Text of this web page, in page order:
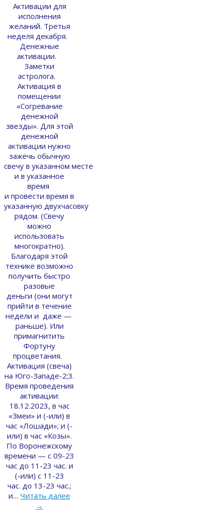
Активации для
исполнения
желаний. Третья
неделя декабря.
Денежные
активации.
Заметки
астролога.
Активация в
помещении
«Согревание
денежной
звезды». Для этой
денежной
активации нужно
зажечь обычную
свечу в указанном месте
и в указанное
время
и провести время в
указанную двухчасовку
рядом. (Свечу
можно
использовать
многократно).
Благодаря этой
технике возможно
получить быстро
разовые
деньги (они могут
прийти в течение
недели и даже —
раньше). Или
примагнитить
Фортуну
процветания.
Активация (свеча)
на Юго-Западе-2;3.
Время проведения
активации:
18.12.2023, в час
«Змеи» и (-или) в
час «Лошади»; и (-
или) в час «Козы».
По Воронежскому
времени — с 09-23
час до 11-23 час. и
(-или) с 11-23
час. до 13-23 час.;
и… Читать далее
→